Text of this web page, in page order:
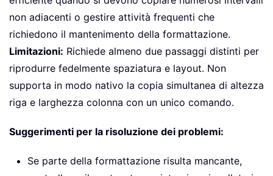
non adiacenti o gestire attività frequenti che
richiedono il mantenimento della formattazione.
Limitazioni: Richiede almeno due passaggi distinti per
riprodurre fedelmente spaziatura e layout. Non
supporta in modo nativo la copia simultanea di altezza
riga e larghezza colonna con un unico comando.
Suggerimenti per la risoluzione dei problemi:
Se parte della formattazione risulta mancante,